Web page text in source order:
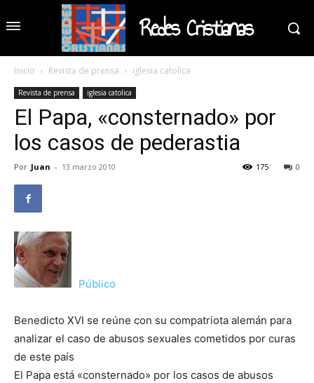
Redes Cristianas
Inicio Revista de prensa iglesia catolica
Revista de prensa iglesia catolica
El Papa, «consternado» por
los casos de pederastia
Por Juan - 13 marzo 2010 0
175
Público
Benedicto XVI se reúne con su compatriota alemán para
analizar el caso de abusos sexuales cometidos por curas
de este país
El Papa está «consternado» por los casos de abusos